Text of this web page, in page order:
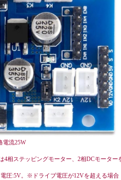
電流25W
4相ステッピングモーター、2相DCモーター
圧:5V。※ドライブ電圧が12Vを超える場合